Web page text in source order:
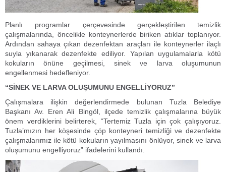
Planlı programlar çerçevesinde gerçekleştirilen temizlik
çalışmalarında, öncelikle konteynerlerde biriken atıklar toplanıyor.
Ardından sahaya çıkan dezenfektan araçları ile konteynerler ilaçlı
suyla yıkanarak dezenfekte ediliyor. Yapılan uygulamalarla kötü
kokuların önüne geçilmesi, sinek ve larva oluşumunun
engellenmesi hedefleniyor.
“SİNEK VE LARVA OLUŞUMUNU ENGELLİYORUZ”
Çalışmalara ilişkin değerlendirmede bulunan Tuzla Belediye
Başkanı Av. Eren Ali Bingöl, ilçede temizlik çalışmalarına büyük
önem verdiklerini belirterek, “Tertemiz Tuzla için çok çalışıyoruz.
Tuzla’mızın her köşesinde çöp konteyneri temizliği ve dezenfekte
çalışmalarımız ile kötü kokuların yayılmasını önlüyor, sinek ve larva
oluşumunu engelliyoruz” ifadelerini kullandı.